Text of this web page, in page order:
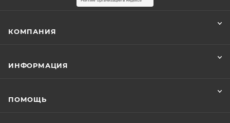
КОМПАНИЯ
ИНФОРМАЦИЯ
ПОМОЩЬ